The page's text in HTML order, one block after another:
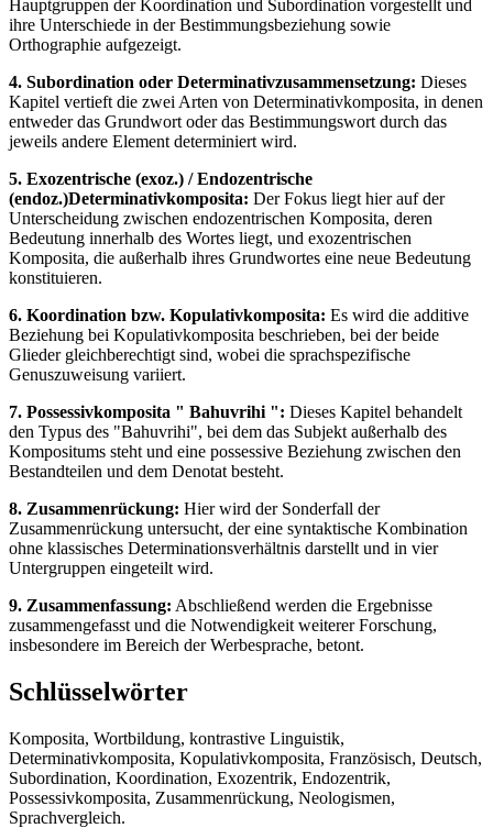
Hauptgruppen der Koordination und Subordination vorgestellt und
ihre Unterschiede in der Bestimmungsbeziehung sowie
Orthographie aufgezeigt.
4. Subordination oder Determinativzusammensetzung: Dieses
Kapitel vertieft die zwei Arten von Determinativkomposita, in denen
entweder das Grundwort oder das Bestimmungswort durch das
jeweils andere Element determiniert wird.
5. Exozentrische (exoz.) / Endozentrische
(endoz.)Determinativkomposita: Der Fokus liegt hier auf der
Unterscheidung zwischen endozentrischen Komposita, deren
Bedeutung innerhalb des Wortes liegt, und exozentrischen
Komposita, die außerhalb ihres Grundwortes eine neue Bedeutung
konstituieren.
6. Koordination bzw. Kopulativkomposita: Es wird die additive
Beziehung bei Kopulativkomposita beschrieben, bei der beide
Glieder gleichberechtigt sind, wobei die sprachspezifische
Genuszuweisung variiert.
7. Possessivkomposita " Bahuvrihi ": Dieses Kapitel behandelt
den Typus des "Bahuvrihi", bei dem das Subjekt außerhalb des
Kompositums steht und eine possessive Beziehung zwischen den
Bestandteilen und dem Denotat besteht.
8. Zusammenrückung: Hier wird der Sonderfall der
Zusammenrückung untersucht, der eine syntaktische Kombination
ohne klassisches Determinationsverhältnis darstellt und in vier
Untergruppen eingeteilt wird.
9. Zusammenfassung: Abschließend werden die Ergebnisse
zusammengefasst und die Notwendigkeit weiterer Forschung,
insbesondere im Bereich der Werbesprache, betont.
Schlüsselwörter
Komposita, Wortbildung, kontrastive Linguistik,
Determinativkomposita, Kopulativkomposita, Französisch, Deutsch,
Subordination, Koordination, Exozentrik, Endozentrik,
Possessivkomposita, Zusammenrückung, Neologismen,
Sprachvergleich.